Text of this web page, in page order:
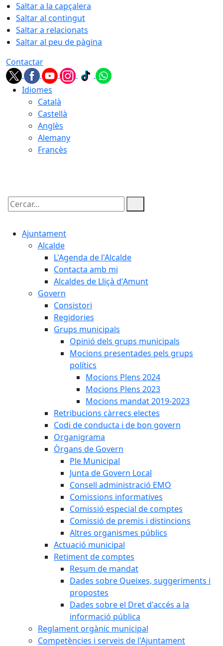
Saltar a la capçalera
Saltar al contingut
Saltar a relacionats
Saltar al peu de pàgina
Contactar
Idiomes
Català
Castellà
Anglès
Alemany
Francès
Cercar:
Ajuntament
Alcalde
L'Agenda de l'Alcalde
Contacta amb mi
Alcaldes de Lliçà d'Amunt
Govern
Consistori
Regidories
Grups municipals
Opinió dels grups municipals
Mocions presentades pels grups
polítics
Mocions Plens 2024
Mocions Plens 2023
Mocions mandat 2019-2023
Retribucions càrrecs electes
Codi de conducta i de bon govern
Organigrama
Òrgans de Govern
Ple Municipal
Junta de Govern Local
Consell administració EMO
Comissions informatives
Comissió especial de comptes
Comissió de premis i distincions
Altres organismes públics
Actuació municipal
Retiment de comptes
Resum de mandat
Dades sobre Queixes, suggeriments i
propostes
Dades sobre el Dret d'accés a la
informació pública
Reglament orgànic municipal
Competències i serveis de l'Ajuntament